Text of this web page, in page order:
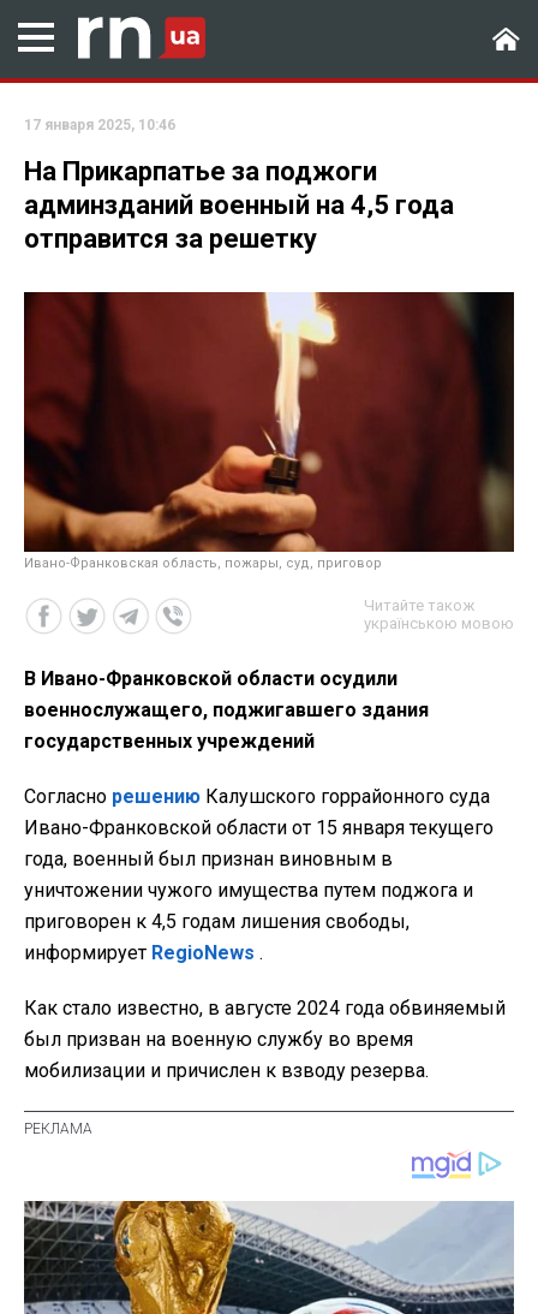
17 января 2025, 10:46
На Прикарпатье за поджоги
админзданий военный на 4,5 года
отправится за решетку
Ивано-Франковская область, пожары, суд, приговор
Читайте також
українською мовою
В Ивано-Франковской области осудили
военнослужащего, поджигавшего здания
государственных учреждений
Согласно решению Калушского горрайонного суда
Ивано-Франковской области от 15 января текущего
года, военный был признан виновным в
уничтожении чужого имущества путем поджога и
приговорен к 4,5 годам лишения свободы,
информирует RegioNews .
Как стало известно, в августе 2024 года обвиняемый
был призван на военную службу во время
мобилизации и причислен к взводу резерва.